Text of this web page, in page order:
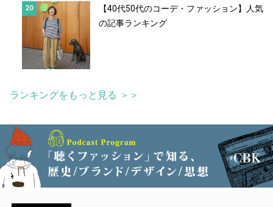
【40代50代のコーデ・ファッション】人気
の記事ランキング
ランキングをもっと見る ＞＞